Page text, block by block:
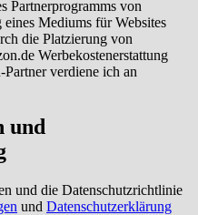
Partnerprogramms von
Mediums für Websites
die Platzierung von
Werbekostenerstattung
verdiene ich an
und
und die Datenschutzrichtlinie
und Datenschutzerklärung